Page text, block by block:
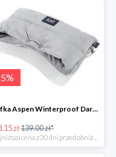
%
Mufka Aspen Winterproof Dark Grey La Millou -15%
zł139.00 zł*
*najniższa cena z 30 dni przed obniżką